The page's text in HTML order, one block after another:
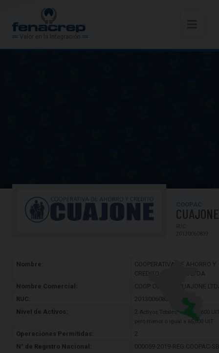
Valor en la Integración
COOPAC
CUAJONE
RUC:
20130060839
Nombre:
COOPERATIVA DE AHORRO Y
CREDITO CUAJONE LTDA
Nombre Comercial:
COOP. DE A Y C CUAJONE
RUC:
20130060839
Nivel de Activos:
2 Activos Totales: Mayor a 600
pero menor o igual a 65,000 UIT
Operaciones Permitidas:
2
N° de Registro Nacional:
000059-2019-REG.COOPAC-